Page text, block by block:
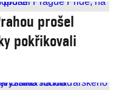
prošel
pokřikovali